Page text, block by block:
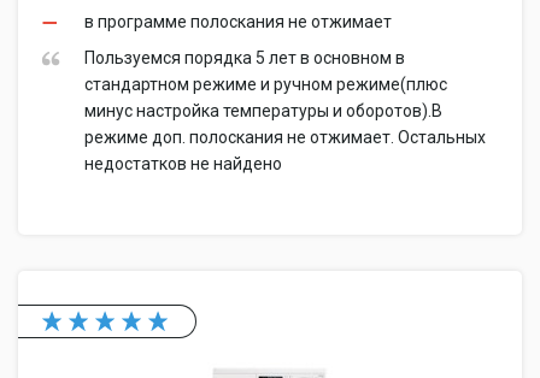
в программе полоскания не отжимает
Пользуемся порядка 5 лет в основном в
стандартном режиме и ручном режиме(плюс
минус настройка температуры и оборотов).В
режиме доп. полоскания не отжимает. Остальных
недостатков не найдено